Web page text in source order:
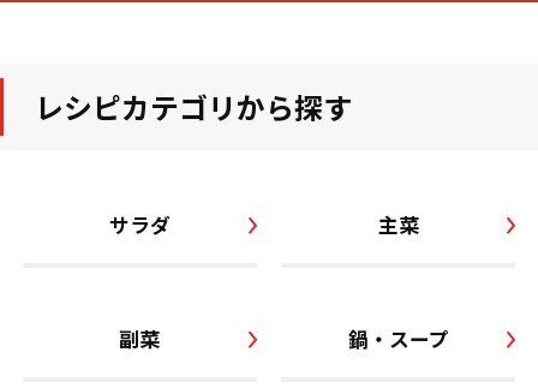
レシピカテゴリから探す
サラダ 主菜
副菜 鍋・スープ